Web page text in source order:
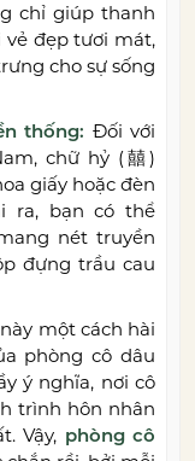
chỉ giúp thanh
đẹp tươi mát,
cho sự sống
thống: Đối với
chữ hỷ (囍)
giấy hoặc đèn
ra, bạn có thể
nét truyền
đựng trầu cau
một cách hài
phòng cô dâu
ý nghĩa, nơi cô
trình hôn nhân
Vậy, phòng cô